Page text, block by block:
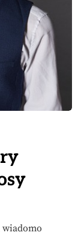
wiadomo